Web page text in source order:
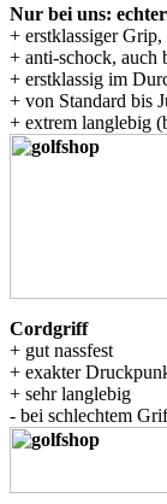
Nur bei uns:
+ erstklassiger Grip,
+ anti-schock, auch
+ erstklassig im
+ von Standard bis
+ extrem langlebig
Cordgriff
+ gut nassfest
+ exakter
+ sehr langlebig
- bei schlechtem